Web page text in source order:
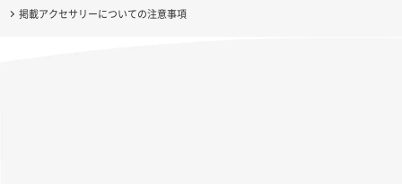
掲載アクセサリーについての注意事項